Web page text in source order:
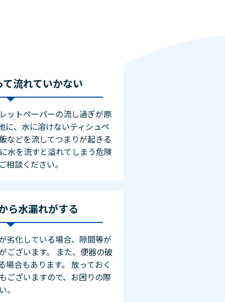
流れていかない
ットペーパーの流し過ぎが原
に、水に溶けないティシュペ
などを流してつまりが起きる
水を流すと溢れてしまう危険
相談ください。
ら水漏れがする
劣化している場合、隙間等が
ございます。 また、便器の破
場合もあります。 放っておく
ございますので、お困りの際
。